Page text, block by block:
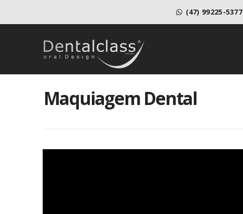
(47) 99225-5377
Maquiagem Dental